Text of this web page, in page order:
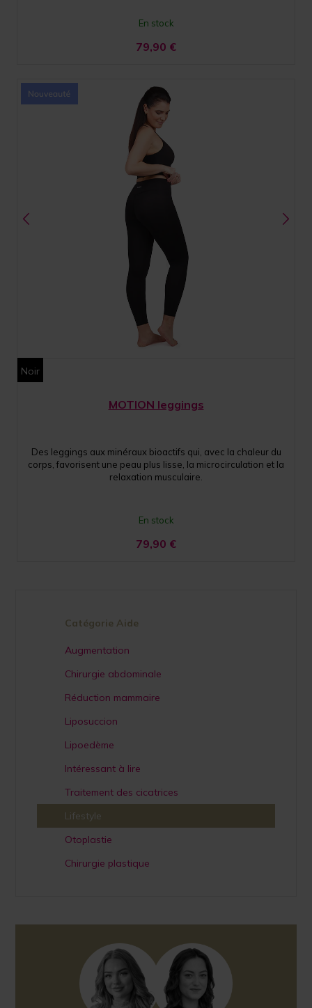
En stock
79,90 €
Noir
MOTION leggings
Des leggings aux minéraux bioactifs qui, avec la chaleur du
corps, favorisent une peau plus lisse, la microcirculation et la
relaxation musculaire.
En stock
79,90 €
Catégorie Aide
Augmentation
Chirurgie abdominale
Réduction mammaire
Liposuccion
Lipoedème
Intéressant à lire
Traitement des cicatrices
Lifestyle
Otoplastie
Chirurgie plastique